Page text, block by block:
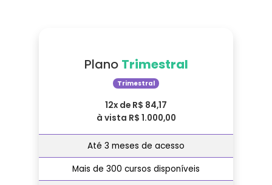
Plano Trimestral
Trimestral
12x de R$ 84,17
à vista R$ 1.000,00
Até 3 meses de acesso
Mais de 300 cursos disponíveis